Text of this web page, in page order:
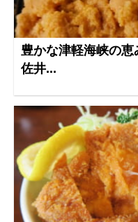
豊かな津軽海峡の
佐井...